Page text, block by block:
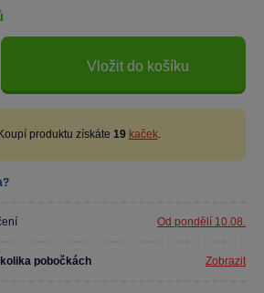
Vložit do košíku
Koupí produktu získáte 19 kaček.
Od pondělí 10.08.
pobočkách Zobrazit